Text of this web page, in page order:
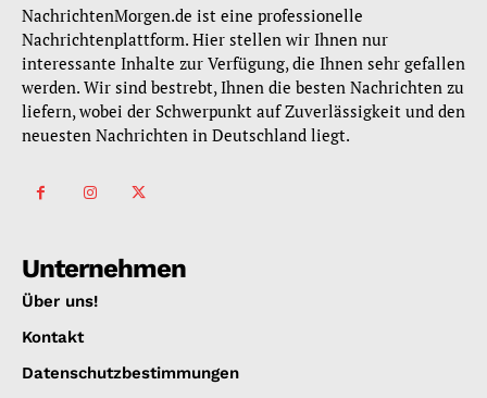
NachrichtenMorgen.de ist eine professionelle
Nachrichtenplattform. Hier stellen wir Ihnen nur
interessante Inhalte zur Verfügung, die Ihnen sehr gefallen
werden. Wir sind bestrebt, Ihnen die besten Nachrichten zu
liefern, wobei der Schwerpunkt auf Zuverlässigkeit und den
neuesten Nachrichten in Deutschland liegt.
Unternehmen
Über uns!
Kontakt
Datenschutzbestimmungen